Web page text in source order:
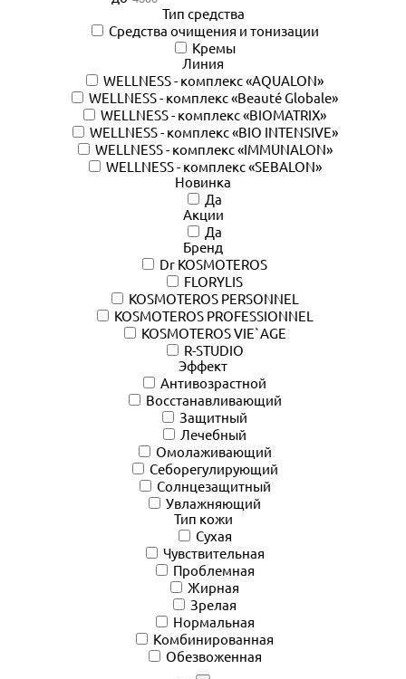
Тип средства
Cредства очищения и тонизации
Кремы
Линия
WELLNESS - комплекс «AQUALON»
WELLNESS - комплекс «Beauté Globale»
WELLNESS - комплекс «BIOMATRIX»
WELLNESS - комплекс «BIO INTENSIVE»
WELLNESS - комплекс «IMMUNALON»
WELLNESS - комплекс «SEBALON»
Новинка
Да
Акции
Да
Бренд
Dr KOSMOTEROS
FLORYLIS
KOSMOTEROS PERSONNEL
KOSMOTEROS PROFESSIONNEL
KOSMOTEROS VIE`AGE
R-STUDIO
Эффект
Антивозрастной
Восстанавливающий
Защитный
Лечебный
Омолаживающий
Себорегулирующий
Солнцезащитный
Увлажняющий
Тип кожи
Сухая
Чувствительная
Проблемная
Жирная
Зрелая
Нормальная
Комбинированная
Обезвоженная